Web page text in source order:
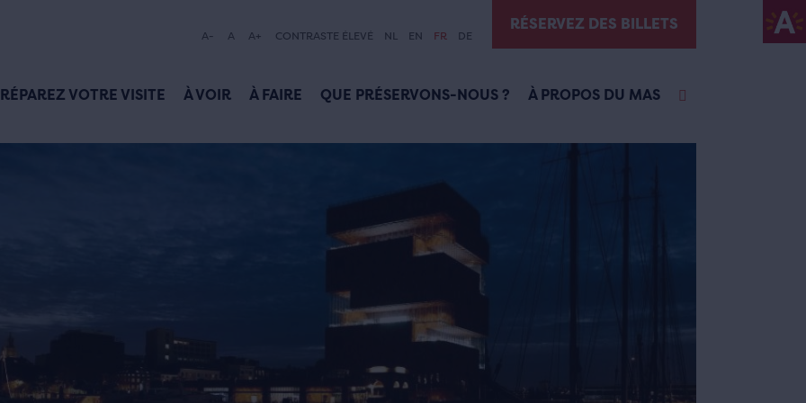
A- A A+ CONTRASTE ÉLEVÉ NL EN FR DE
RÉSERVEZ DES BILLETS
VOTRE VISITE À VOIR À FAIRE QUE PRÉSERVONS-NOUS ? À PROPOS DU MAS